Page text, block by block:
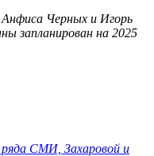
Черных и Игорь
запланирован на 2025
ряда СМИ, Захаровой и